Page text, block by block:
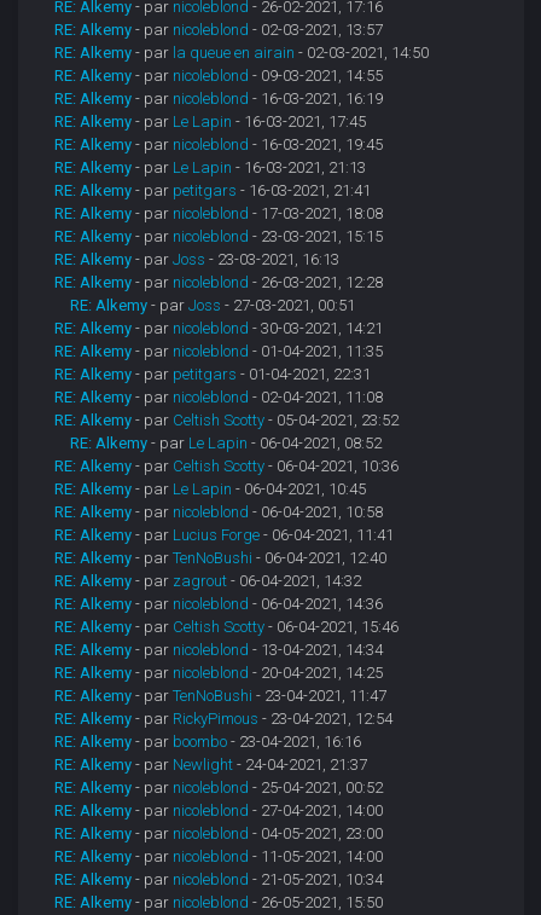
RE: Alkemy - par nicoleblond - 26-02-2021, 17:16
RE: Alkemy - par nicoleblond - 02-03-2021, 13:57
RE: Alkemy - par la queue en airain - 02-03-2021, 14:50
RE: Alkemy - par nicoleblond - 09-03-2021, 14:55
RE: Alkemy - par nicoleblond - 16-03-2021, 16:19
RE: Alkemy - par Le Lapin - 16-03-2021, 17:45
RE: Alkemy - par nicoleblond - 16-03-2021, 19:45
RE: Alkemy - par Le Lapin - 16-03-2021, 21:13
RE: Alkemy - par petitgars - 16-03-2021, 21:41
RE: Alkemy - par nicoleblond - 17-03-2021, 18:08
RE: Alkemy - par nicoleblond - 23-03-2021, 15:15
RE: Alkemy - parJoss - 23-03-2021, 16:13
RE: Alkemy - par nicoleblond - 26-03-2021, 12:28
RE: Alkemy - parJoss - 27-03-2021, 00:51
RE: Alkemy - par nicoleblond - 30-03-2021, 14:21
RE: Alkemy - par nicoleblond - 01-04-2021, 11:35
RE: Alkemy - par petitgars - 01-04-2021, 22:31
RE: Alkemy - par nicoleblond - 02-04-2021, 11:08
RE: Alkemy - par Celtish Scotty - 05-04-2021, 23:52
RE: Alkemy - par Le Lapin - 06-04-2021, 08:52
RE: Alkemy - par Celtish Scotty - 06-04-2021, 10:36
RE: Alkemy - par Le Lapin - 06-04-2021, 10:45
RE: Alkemy - par nicoleblond - 06-04-2021, 10:58
RE: Alkemy - par Lucius Forge - 06-04-2021, 11:41
RE: Alkemy - parTenNoBushi - 06-04-2021, 12:40
RE: Alkemy - par zagrout - 06-04-2021, 14:32
RE: Alkemy - par nicoleblond - 06-04-2021, 14:36
RE: Alkemy - par Celtish Scotty - 06-04-2021, 15:46
RE: Alkemy - par nicoleblond - 13-04-2021, 14:34
RE: Alkemy - par nicoleblond - 20-04-2021, 14:25
RE: Alkemy - parTenNoBushi - 23-04-2021, 11:47
RE: Alkemy - par RickyPimous - 23-04-2021, 12:54
RE: Alkemy - par boombo - 23-04-2021, 16:16
RE: Alkemy - par Newlight - 24-04-2021, 21:37
RE: Alkemy - par nicoleblond - 25-04-2021, 00:52
RE: Alkemy - par nicoleblond - 27-04-2021, 14:00
RE: Alkemy - par nicoleblond - 04-05-2021, 23:00
RE: Alkemy - par nicoleblond - 11-05-2021, 14:00
RE: Alkemy - par nicoleblond - 21-05-2021, 10:34
RE: Alkemy - par nicoleblond - 26-05-2021, 15:50